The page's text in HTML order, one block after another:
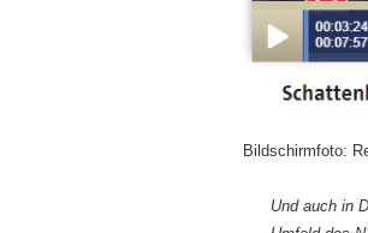
Bildschirmfoto:
Und auch in